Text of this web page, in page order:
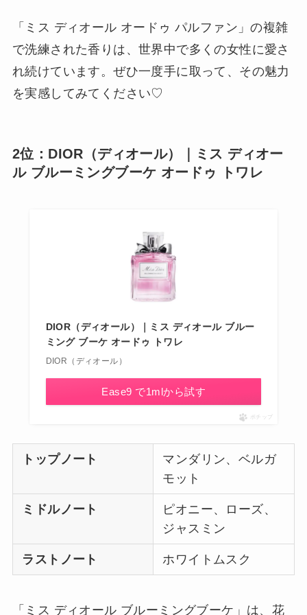
「ミス ディオール オードゥ パルファン」の複雑
で洗練された香りは、世界中で多くの女性に愛さ
れ続けています。ぜひ一度手に取って、その魅力
を実感してみてください♡
2位：DIOR（ディオール）｜ミス ディオー
ル ブルーミングブーケ オードゥ トワレ
DIOR（ディオール）｜ミス ディオール ブルー
ミング ブーケ オードゥ トワレ
DIOR（ディオール）
Ease9 で1mlから試す
ポチップ
トップノート
マンダリン、ベルガ
モット
ミドルノート
ピオニー、ローズ、
ジャスミン
ラストノート ホワイトムスク
「ミス ディオール ブルーミングブーケ」は、花